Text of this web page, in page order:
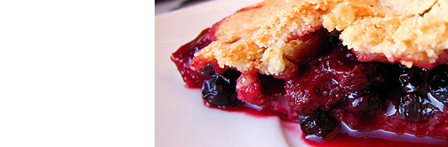
fancy
Felt
flashmob
Food
friends
gif